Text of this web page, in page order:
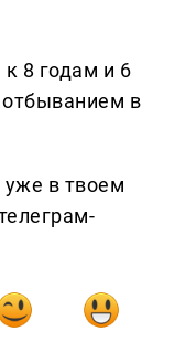
8 годам и 6
в
уже в твоем